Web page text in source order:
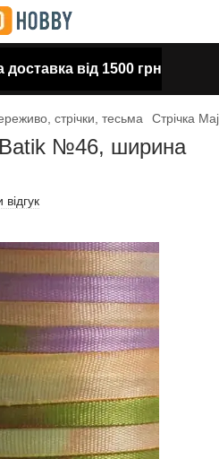
від 1500 грн
стрічки, тесьма Стрічка
Batik №46, ширина